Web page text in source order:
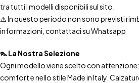
tra tutti i modelli disponibili sul sito.
⚠️ In questo periodo non sono previsti
informazioni, contattaci su Whatsapp
👠 La Nostra Selezione
Ogni modello viene scelto con
comfort e nello stile Made in Italy.